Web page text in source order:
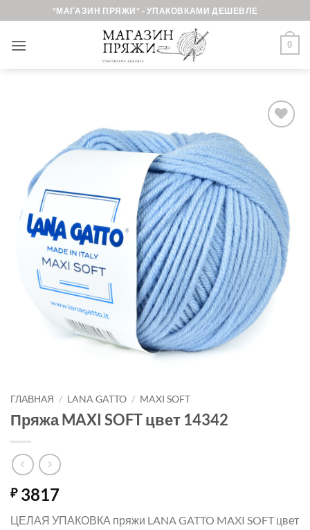
to
content
"МАГАЗИН ПРЯЖИ" - УПАКОВКАМИ ДЕШЕВЛЕ
0
избранное.
ГЛАВНАЯ / LANA GATTO / MAXI SOFT
Пряжа MAXI SOFT цвет 14342
₽3817
ЦЕЛАЯ УПАКОВКА пряжи LANA GATTO MAXI SOFT цвет